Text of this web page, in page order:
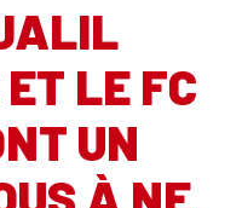
LE FC
UN